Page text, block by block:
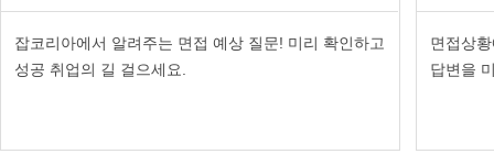
잡코리아에서 알려주는 면접 예상 질문! 미리 확인하고
성공 취업의 길 걸으세요.
면접상
답변을